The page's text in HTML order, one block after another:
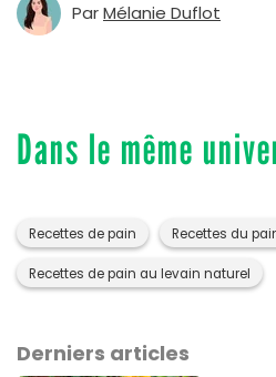
ParMélanie Duflot
Dans le même
Recettes de pain Recettes du
Recettes de pain au levain naturel
Derniers articles